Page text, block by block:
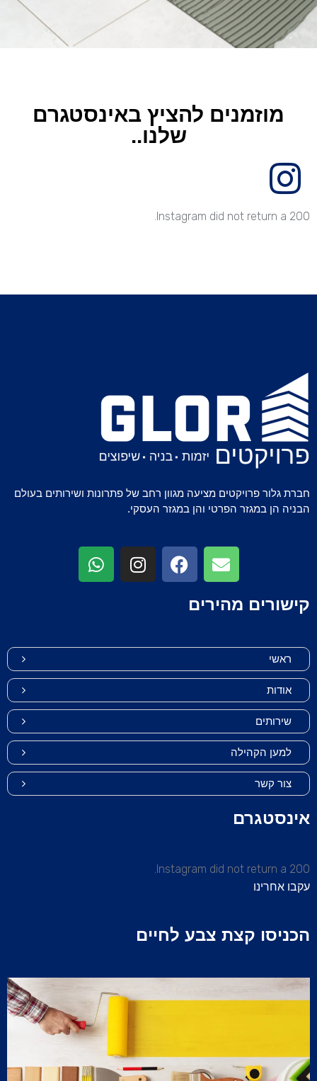
מוזמנים להציץ באינסטגרם
שלנו..
Instagram did not return a 200.
חברת גלור פרויקטים מציעה מגוון רחב של פתרונות ושירותים בעולם
הבניה הן במגזר הפרטי והן במגזר העסקי.
קישורים מהירים
ראשי
אודות
שירותים
למען הקהילה
צור קשר
אינסטגרם
Instagram did not return a 200.
עקבו אחרינו
הכניסו קצת צבע לחיים